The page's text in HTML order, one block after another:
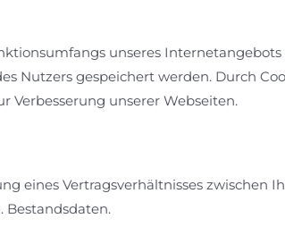
unseres
Nutzers gespeichert werden. Durch
Verbesserung unserer Webseiten.
eines Vertragsverhältnisses zwischen
Bestandsdaten.